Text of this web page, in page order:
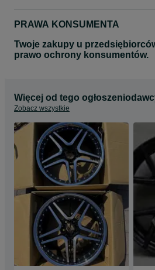
PRAWA KONSUMENTA
Twoje zakupy u
prawo ochrony konsumentów.
Więcej od tego
Zobacz wszystkie